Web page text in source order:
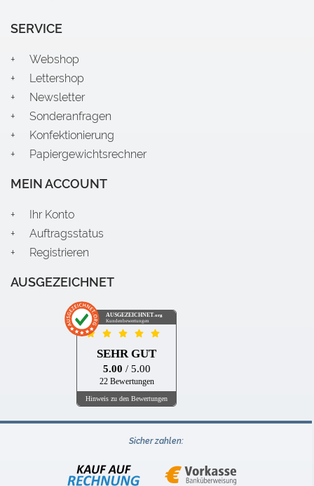
SERVICE
Webshop
Lettershop
Newsletter
Sonderanfragen
Konfektionierung
Papiergewichtsrechner
MEIN ACCOUNT
Ihr Konto
Auftragsstatus
Registrieren
AUSGEZEICHNET
AUSGEZEICHNET .org
Kundenbewertungen
SEHR GUT
5.00 / 5.00
22 Bewertungen
Hinweis zu den Bewertungen
Sicher zahlen: